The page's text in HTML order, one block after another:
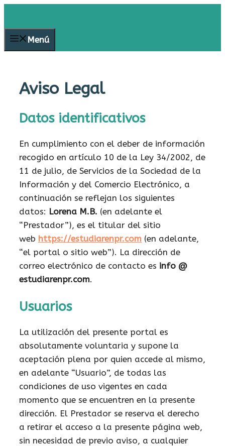
contenido
Menú
Aviso Legal
Datos identificativos
En cumplimiento con el deber de información
recogido en artículo 10 de la Ley 34/2002, de
11 de julio, de Servicios de la Sociedad de la
Información y del Comercio Electrónico, a
continuación se reflejan los siguientes
datos: Lorena M.B. (en adelante el
“Prestador”), es el titular del sitio
web https://estudiarenpr.com (en adelante,
“el portal o sitio web”). La dirección de
correo electrónico de contacto es info @
estudiarenpr.com.
Usuarios
La utilización del presente portal es
absolutamente voluntaria y supone la
aceptación plena por quien accede al mismo,
en adelante “Usuario”, de todas las
condiciones de uso vigentes en cada
momento que se encuentren en la presente
dirección. El Prestador se reserva el derecho
a retirar el acceso a la presente página web,
sin necesidad de previo aviso, a cualquier